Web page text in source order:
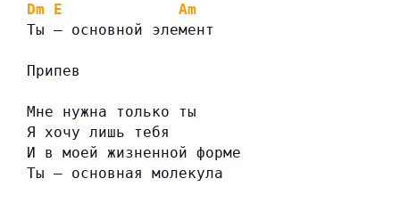
Dm
E
Am
Ты — основной элемент
Припев
Мне нужна только ты
Я хочу лишь тебя
И в моей жизненной форме
Ты — основная молекула